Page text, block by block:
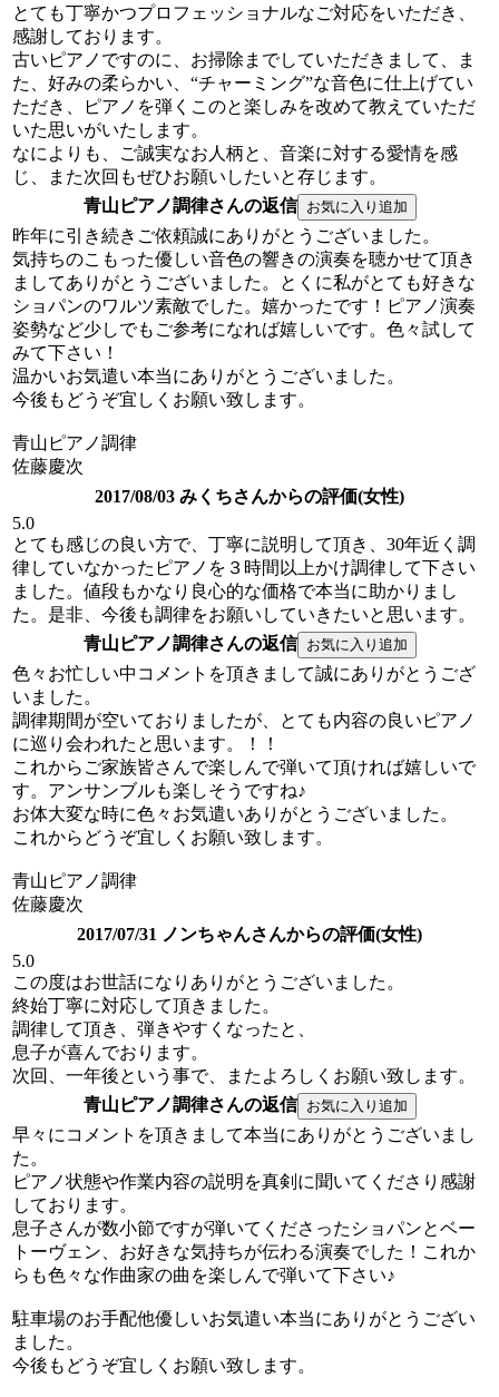
とても丁寧かつプロフェッショナルなご対応をいただき、
感謝しております。
古いピアノですのに、お掃除までしていただきまして、ま
た、好みの柔らかい、“チャーミング”な音色に仕上げてい
ただき、ピアノを弾くこのと楽しみを改めて教えていただ
いた思いがいたします。
なによりも、ご誠実なお人柄と、音楽に対する愛情を感
じ、また次回もぜひお願いしたいと存じます。
青山ピアノ調律さんの返信
昨年に引き続きご依頼誠にありがとうございました。
気持ちのこもった優しい音色の響きの演奏を聴かせて頂き
ましてありがとうございました。とくに私がとても好きな
ショパンのワルツ素敵でした。嬉かったです！ピアノ演奏
姿勢など少しでもご参考になれば嬉しいです。色々試して
みて下さい！
温かいお気遣い本当にありがとうございました。
今後もどうぞ宜しくお願い致します。
青山ピアノ調律
佐藤慶次
2017/08/03 みくちさんからの評価(女性)
5.0
とても感じの良い方で、丁寧に説明して頂き、30年近く調
律していなかったピアノを３時間以上かけ調律して下さい
ました。値段もかなり良心的な価格で本当に助かりまし
た。是非、今後も調律をお願いしていきたいと思います。
青山ピアノ調律さんの返信
色々お忙しい中コメントを頂きまして誠にありがとうござ
いました。
調律期間が空いておりましたが、とても内容の良いピアノ
に巡り会われたと思います。！！
これからご家族皆さんで楽しんで弾いて頂ければ嬉しいで
す。アンサンブルも楽しそうですね♪
お体大変な時に色々お気遣いありがとうございました。
これからどうぞ宜しくお願い致します。
青山ピアノ調律
佐藤慶次
2017/07/31 ノンちゃんさんからの評価(女性)
5.0
この度はお世話になりありがとうございました。
終始丁寧に対応して頂きました。
調律して頂き、弾きやすくなったと、
息子が喜んでおります。
次回、一年後という事で、またよろしくお願い致します。
青山ピアノ調律さんの返信
早々にコメントを頂きまして本当にありがとうございまし
た。
ピアノ状態や作業内容の説明を真剣に聞いてくださり感謝
しております。
息子さんが数小節ですが弾いてくださったショパンとベー
トーヴェン、お好きな気持ちが伝わる演奏でした！これか
らも色々な作曲家の曲を楽しんで弾いて下さい♪
駐車場のお手配他優しいお気遣い本当にありがとうござい
ました。
今後もどうぞ宜しくお願い致します。